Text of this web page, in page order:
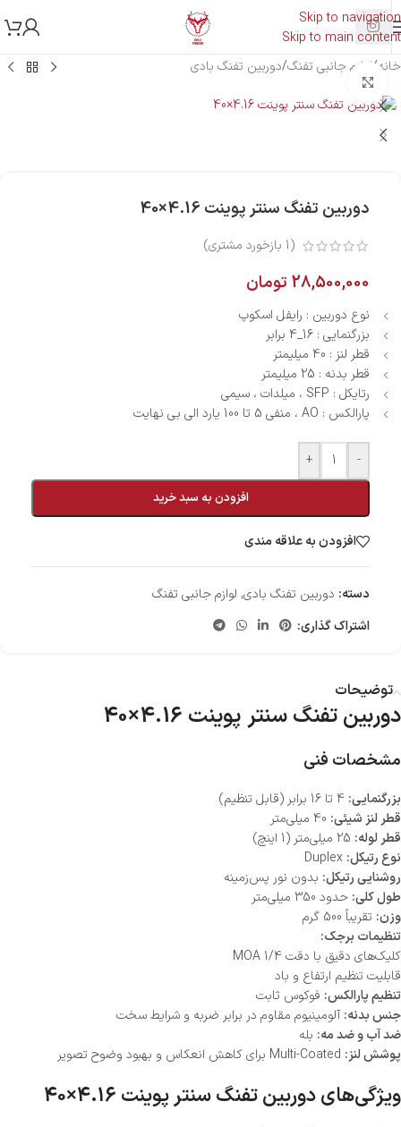
Skip to navigation
Skip to main content
خانه/لوازم جانبی تفنگ/دوربین تفنگ بادی
دوربین تفنگ سنتر پوینت 4.16×40
(
1 بازخورد مشتری)
28,500,000 تومان
نوع دوربین : رایفل اسکوپ
بزرگنمایی : 16_4 برابر
قطر لنز : 40 میلیمتر
قطر بدنه : 25 میلیمتر
رتایکل : SFP ، میلدات ، سیمی
پارالکس : AO ، منفی 5 تا 100 یارد الی بی نهایت
-
+
افزودن به سبد خرید
افزودن به علاقه مندی
دسته: دوربین تفنگ بادی, لوازم جانبی تفنگ
اشتراک گذاری:
توضیحات
دوربین تفنگ سنتر پوینت 4.16×40
مشخصات فنی
بزرگنمایی:
قطر لنز شیئی:
قطر لوله:
نوع رتیکل:
روشنایی رتیکل: بدون نور پس‌زمینه
طول کلی: حدود 350 میلی‌متر
وزن: تقریباً 500 گرم
تنظیمات برجک:
کلیک‌های دقیق با دقت 1/4 MOA
قابلیت تنظیم ارتفاع و باد
تنظیم پارالکس: فوکوس ثابت
جنس بدنه: آلومینیوم مقاوم در برابر ضربه و شرایط سخت
ضد آب و ضد مه: بله
پوشش لنز:
ویژگی‌های دوربین تفنگ سنتر پوینت 4.16×40